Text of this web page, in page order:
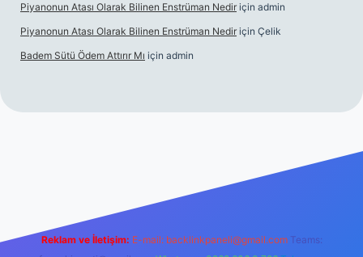
Piyanonun Atası Olarak Bilinen Enstrüman Nedir için admin
Piyanonun Atası Olarak Bilinen Enstrüman Nedir için Çelik
Badem Sütü Ödem Attırır Mı için admin
Reklam ve İletişim: E-mail: backlinkpaneli@gmail.com Teams: